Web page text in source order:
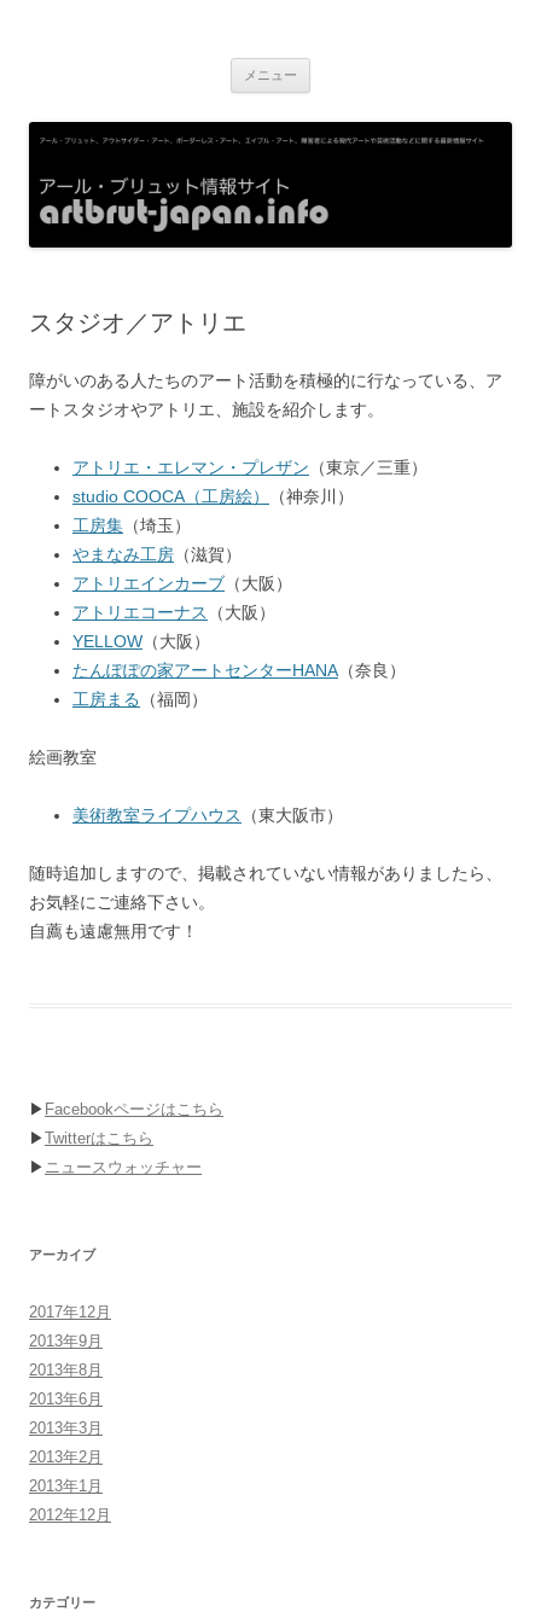
ト、エイブル・アート、障害者による現代アートや芸術活動などに関す
メニュー
ツ
ッ
プ
スタジオ／アトリエ
障がいのある人たちのアート活動を積極的に行なっている、ア
ートスタジオやアトリエ、施設を紹介します。
アトリエ・エレマン・プレザン （東京／三重）
studio COOCA（工房絵）
（神奈川）
工房集 （埼玉）
やまなみ工房 （滋賀）
アトリエインカーブ （大阪）
アトリエコーナス
（大阪）
YELLOW （大阪）
たんぽぽの家アートセンターHANA （奈良）
工房まる
（福岡）
絵画教室
美術教室ライプハウス （東大阪市）
随時追加しますので、掲載されていない情報がありましたら、
お気軽にご連絡下さい。
自薦も遠慮無用です！
▶ Facebookページはこちら
▶Twitterはこちら
▶ ニュースウォッチャー
アーカイブ
2017年12月
2013年9月
2013年8月
2013年6月
2013年3月
2013年2月
2013年1月
2012年12月
カテゴリー